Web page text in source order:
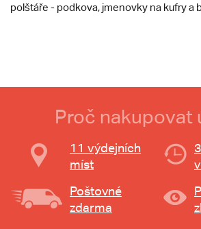
polštáře - podkova, jmenovky na kufry a
Proč nakupovat
11 výdejních
míst
Poštovné
zdarma